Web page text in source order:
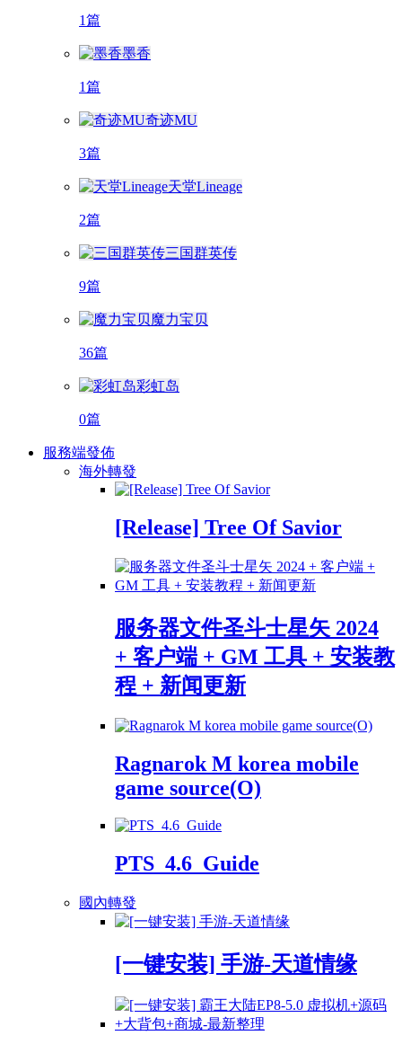
1篇
墨香
1篇
奇迹MU
3篇
天堂Lineage
2篇
三国群英传
9篇
魔力宝贝
36篇
彩虹岛
0篇
服務端發佈
海外轉發
[Release] Tree Of Savior
服务器文件圣斗士星矢 2024
+ 客户端 + GM 工具 + 安装教
程 + 新闻更新
Ragnarok M korea mobile
game source(O)
PTS_4.6_Guide
國內轉發
[一键安装] 手游-天道情缘